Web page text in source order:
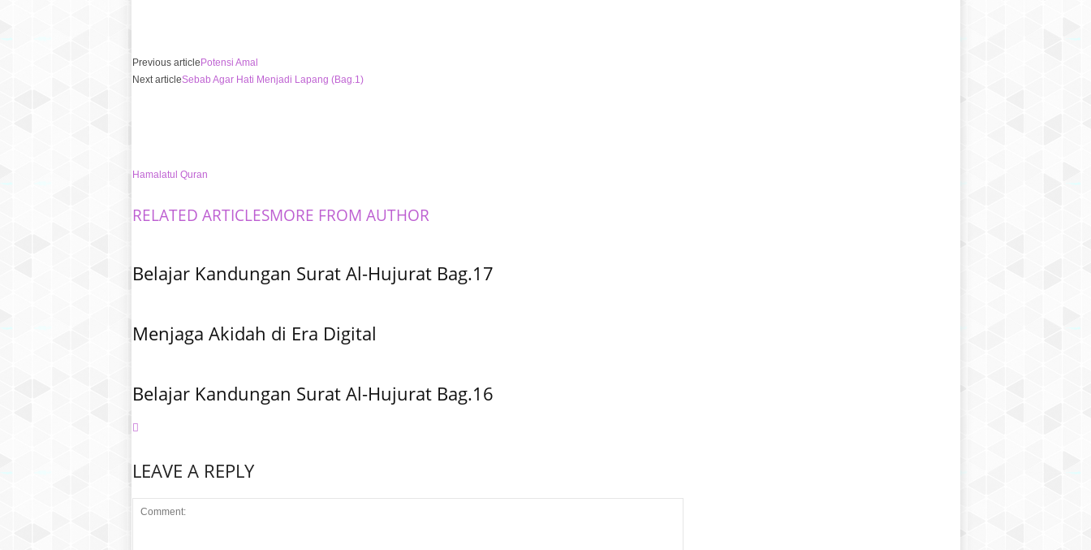
Previous article Potensi Amal
Next articleSebab Agar Hati Menjadi Lapang (Bag.1)
Hamalatul Quran
RELATED ARTICLESMORE FROM AUTHOR
Belajar Kandungan Surat Al-Hujurat Bag.17
Menjaga Akidah di Era Digital
Belajar Kandungan Surat Al-Hujurat Bag.16
LEAVE A REPLY